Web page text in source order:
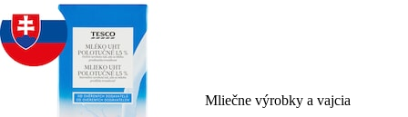
Mliečne výrobky a vajcia